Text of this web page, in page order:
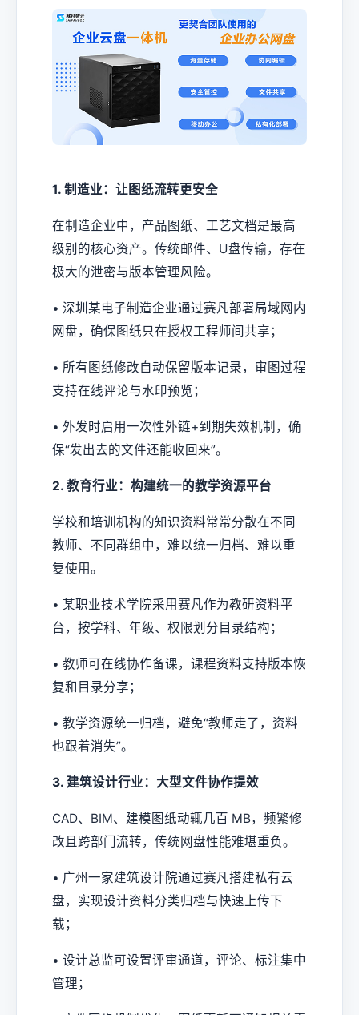
1. 制造业：让图纸流转更安全
在制造企业中，产品图纸、工艺文档是最高
级别的核心资产。传统邮件、U盘传输，存在
极大的泄密与版本管理风险。
• 深圳某电子制造企业通过赛凡部署局域网内
网盘，确保图纸只在授权工程师间共享；
• 所有图纸修改自动保留版本记录，审图过程
支持在线评论与水印预览；
• 外发时启用一次性外链+到期失效机制，确
保“发出去的文件还能收回来”。
2. 教育行业：构建统一的教学资源平台
学校和培训机构的知识资料常常分散在不同
教师、不同群组中，难以统一归档、难以重
复使用。
• 某职业技术学院采用赛凡作为教研资料平
台，按学科、年级、权限划分目录结构；
• 教师可在线协作备课，课程资料支持版本恢
复和目录分享；
• 教学资源统一归档，避免“教师走了，资料
也跟着消失”。
3. 建筑设计行业：大型文件协作提效
CAD、BIM、建模图纸动辄几百 MB，频繁修
改且跨部门流转，传统网盘性能难堪重负。
• 广州一家建筑设计院通过赛凡搭建私有云
盘，实现设计资料分类归档与快速上传下
载；
• 设计总监可设置评审通道，评论、标注集中
管理；